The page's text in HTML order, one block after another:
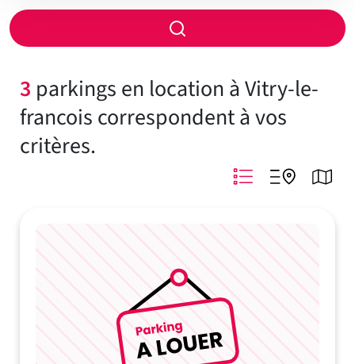
chambres
chauffage
Rayon
de
3 parkings en location à Vitry-le-
francois correspondent à vos
critères.